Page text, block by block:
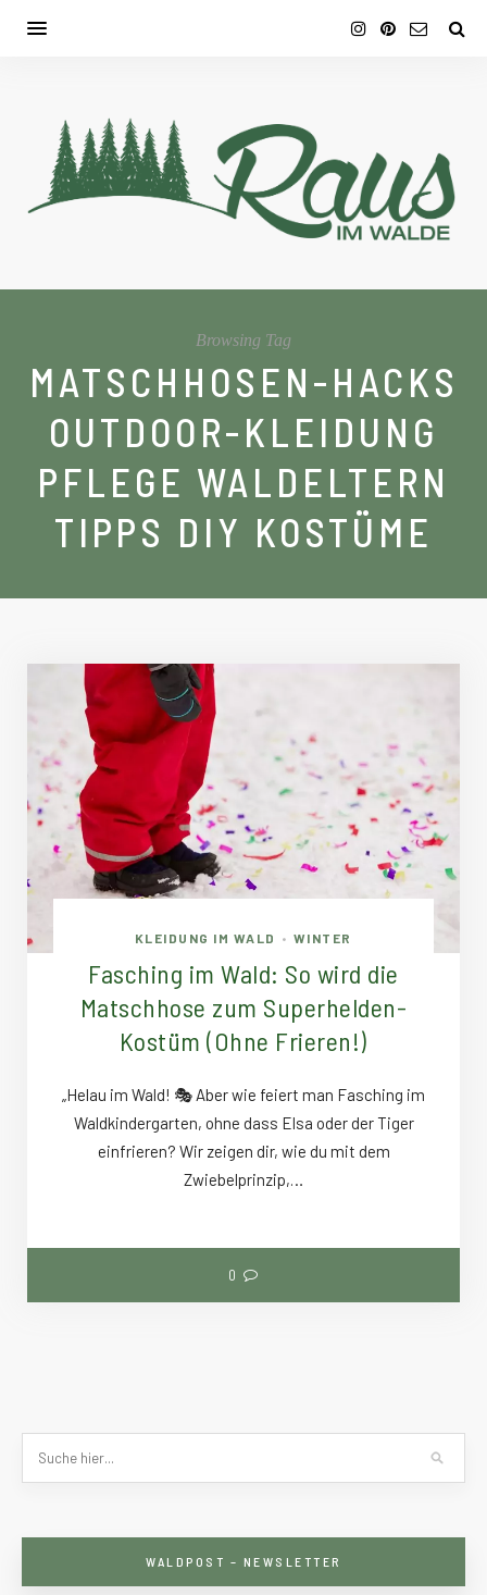
Browsing Tag
MATSCHHOSEN-HACKS
OUTDOOR-KLEIDUNG
PFLEGE WALDELTERN
TIPPS DIY KOSTÜME
KLEIDUNG IM WALD • WINTER
Fasching im Wald: So wird die
Matschhose zum Superhelden-
Kostüm (Ohne Frieren!)
„Helau im Wald! 🎭 Aber wie feiert man Fasching im
Waldkindergarten, ohne dass Elsa oder der Tiger
einfrieren? Wir zeigen dir, wie du mit dem
Zwiebelprinzip,…
0
WALDPOST – NEWSLETTER